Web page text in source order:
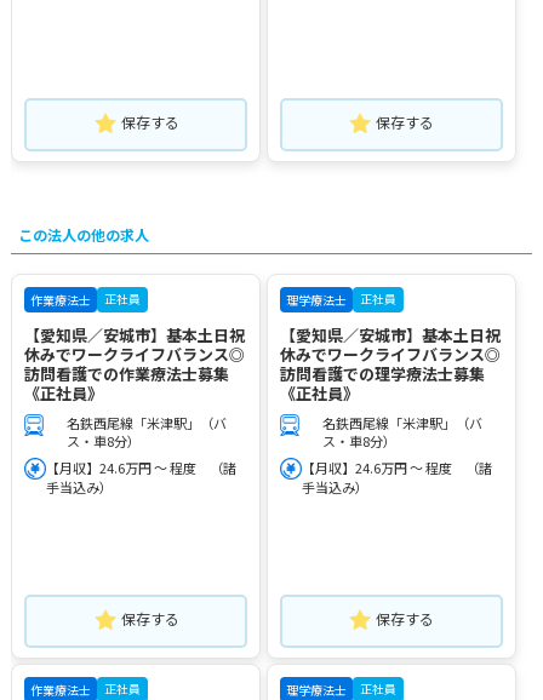
保存する 保存する
この法人の他の求人
作業療法士 正社員
【愛知県／安城市】基本土日祝
休みでワークライフバランス◎
訪問看護での作業療法士募集
《正社員》
名鉄西尾線「米津駅」（バ
ス・車8分）
【月収】24.6万円 ～ 程度 （諸
手当込み）
保存する
理学療法士 正社員
【愛知県／安城市】基本土日祝
休みでワークライフバランス◎
訪問看護での理学療法士募集
《正社員》
名鉄西尾線「米津駅」（バ
ス・車8分）
【月収】24.6万円 ～ 程度 （諸
手当込み）
保存する
作業療法士 正社員 理学療法士 正社員